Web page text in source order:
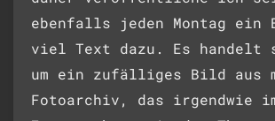
ebenfalls jeden Montag ein
viel Text dazu. Es handelt
um ein zufälliges Bild aus
Fotoarchiv, das irgendwie